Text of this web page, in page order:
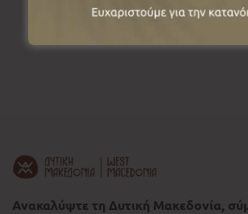
Ανακαλύψτε τη Δυτική Μακεδονία,